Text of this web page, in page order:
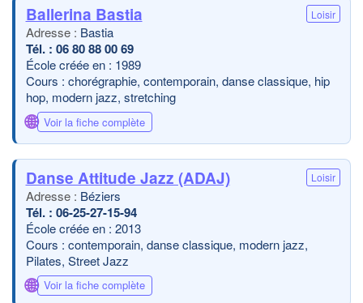
Ballerina Bastia Loisir
Bastia
06 80 88 00 69
École créée en : 1989
Cours : chorégraphie, contemporain, danse classique, hip
hop, modern jazz, stretching
🌐 Voir la fiche complète
Danse Attitude Jazz (ADAJ) Loisir
Béziers
06-25-27-15-94
École créée en : 2013
Cours : contemporain, danse classique, modern jazz,
Pilates, Street Jazz
🌐 Voir la fiche complète